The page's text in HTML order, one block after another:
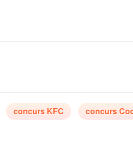
concurs KFC concurs